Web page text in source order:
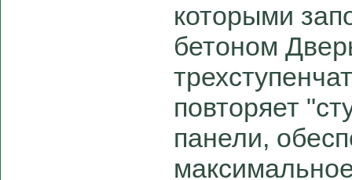
которыми
бетоном
повторяет
панели,